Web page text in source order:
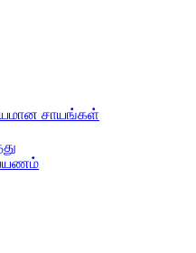
சாயங்கள்